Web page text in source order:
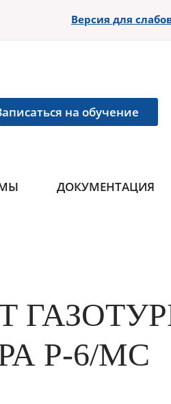
Версия для
на обучение
ДОКУМЕНТАЦИЯ
Р-6/МС